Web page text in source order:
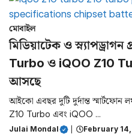
মোবাইল
মিডিয়াটেক ও
Turbo ও iQOO Z10
আসছে
আইকো এবছর দুটি দুর্দান্ত
Z10 Turbo এবং iQOO ...
Julai Mondal February